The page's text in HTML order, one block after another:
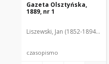
Gazeta Olsztyńska,
1889, nr 1
Liszewski, Jan (1852-1894). Red.
czasopismo